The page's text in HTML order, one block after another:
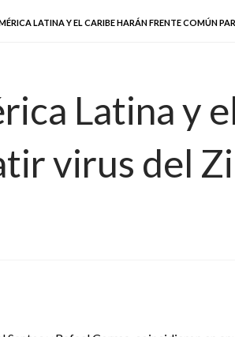
LATINA Y EL CARIBE HARÁN FRENTE COMÚN
Latina y
virus del